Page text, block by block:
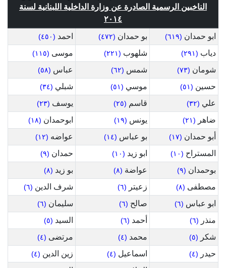
الناخبين الرسمية الصادرة عن وزارة الداخلية اللبنانية لسنة
٢٠١٤
ابو حمدان (٦١٩) بو حمدان (٤٧٢) احمد (٤٥٠)
دياب (٢٩١) شلهوب (٢٢١) موسى (١١٥)
شومان (٧٣) شمس (٦٢) عباس (٥٨)
حسين (٥١) موسي (٥١) شبلي (٣٤)
علي (٣٢) قاسم (٢٥) يوسف (٢٣)
ضاهر (٢١) يونس (١٩) ابوحمدان (١٨)
أبو حمدان (١٧) بو عباس (١٤) عواضه (١٢)
المستراح (١٠) ابو زيد (١٠) حمدان (٩)
بوحمدان (٩) عواضة (٨) بو زيد (٨)
مصطفى (٨) زعيتر (٦) شرف الدين (٦)
ابو عباس (٦) صالح (٦) سليمان (٦)
منذر (٦) أحمد (٦) السيد (٥)
شكر (٥) محمد (٤) مرتضى (٤)
حيدر (٤) اسماعيل (٤) زين الدين (٤)